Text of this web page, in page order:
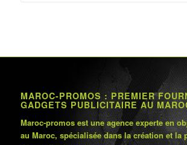
MAROC-PROMOS : PREMIER
GADGETS PUBLICITAIRE AU
Maroc-promos est une agence experte en
au Maroc, spécialisée dans la création et la